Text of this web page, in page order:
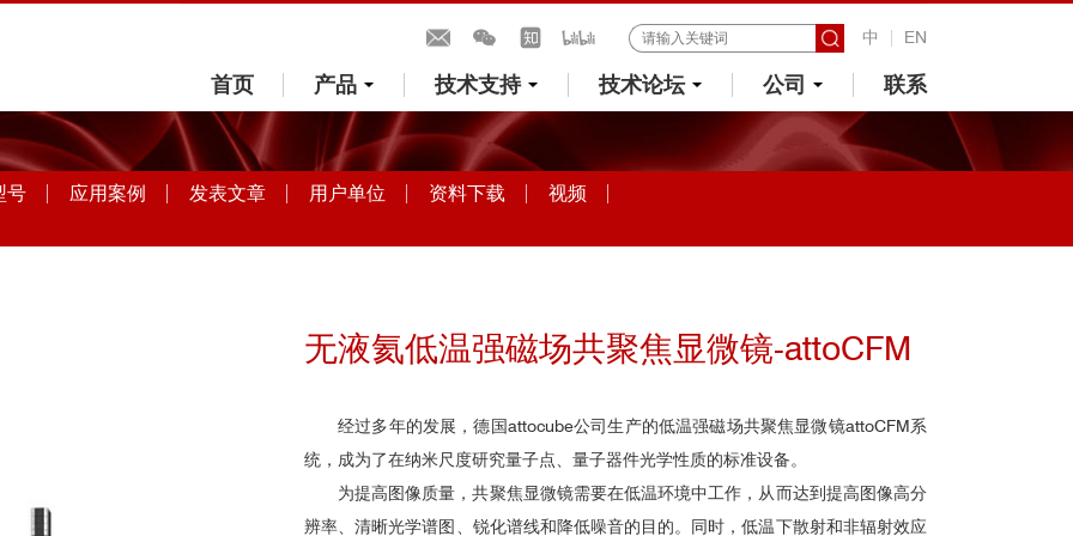
中 EN
首页 产品 技术支持 技术论坛 公司 联系
号 应用案例 发表文章 用户单位 资料下载 视频
无液氦低温强磁场共聚焦显微镜-attoCFM
经过多年的发展，德国attocube公司生产的低温强磁场共聚焦显微镜attoCFM系
统，成为了在纳米尺度研究量子点、量子器件光学性质的标准设备。
为提高图像质量，共聚焦显微镜需要在低温环境中工作，从而达到提高图像高分
辨率、清晰光学谱图、锐化谱线和降低噪音的目的。同时，低温下散射和非辐射效应